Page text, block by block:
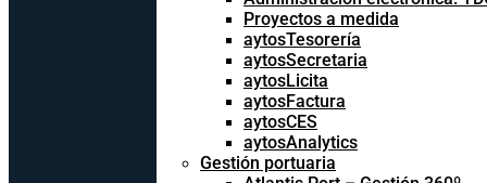
Proyectos a medida
aytosTesorería
aytosSecretaria
aytosLicita
aytosFactura
aytosCES
aytosAnalytics
Gestión portuaria